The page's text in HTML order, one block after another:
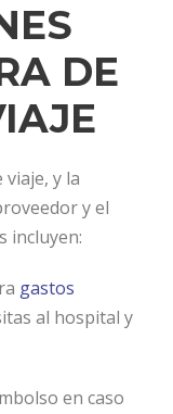
DE
y la
y el
incluyen:
gastos
al hospital y
en caso